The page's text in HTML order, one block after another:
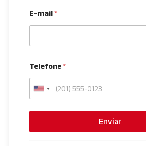
E-mail*
Telefone*
U
e
Enviar